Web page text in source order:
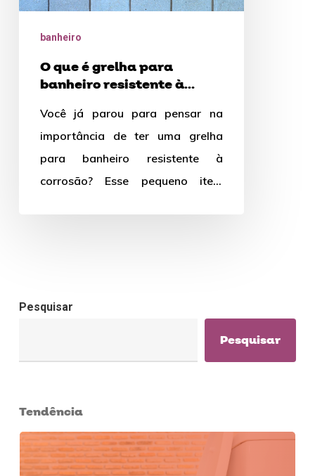
banheiro
resistente
corrosão?
banheiro
O que é grelha para
banheiro resistente à
Você já parou para pensar na
importância de ter uma grelha
para banheiro resistente à
corrosão? Esse pequeno item
Pesquisar
Pesquisar
Tendência